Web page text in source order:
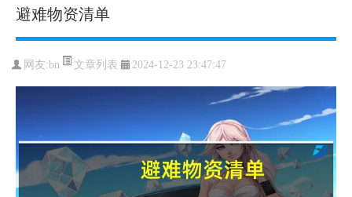
避难物资清单
网友:bn 文章列表 2024-12-23 23:47:47